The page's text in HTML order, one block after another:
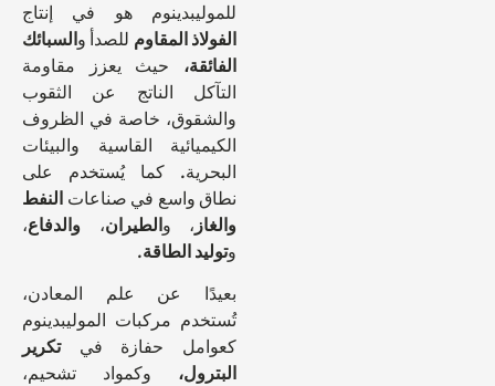
للموليبدينوم هو في إنتاج
الفولاذ المقاوم للصدأ والسبائك
حيث يعزز مقاومة
التآكل الناتج عن الثقوب
والشقوق، خاصة في الظروف
الكيميائية القاسية والبيئات
البحرية. كما يُستخدم على
نطاق واسع في صناعاتالنفط
، والطيران،والدفاع
توليد الطاقة.
بعيدًا عن علم المعادن،
تُستخدم مركبات الموليبدينوم
كعوامل حفازة فيتكرير
وكمواد تشحيم،